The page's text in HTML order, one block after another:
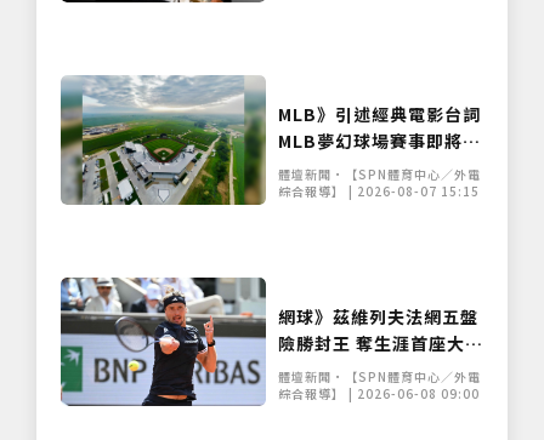
MLB》引述經典電影台詞
MLB夢幻球場賽事即將重
返玉米田
體壇新聞•【SPN體育中心／外電
綜合報導】 | 2026-08-07 15:15
網球》茲維列夫法網五盤
險勝封王 奪生涯首座大滿
貫寫德國30年紀錄
體壇新聞•【SPN體育中心／外電
綜合報導】 | 2026-06-08 09:00